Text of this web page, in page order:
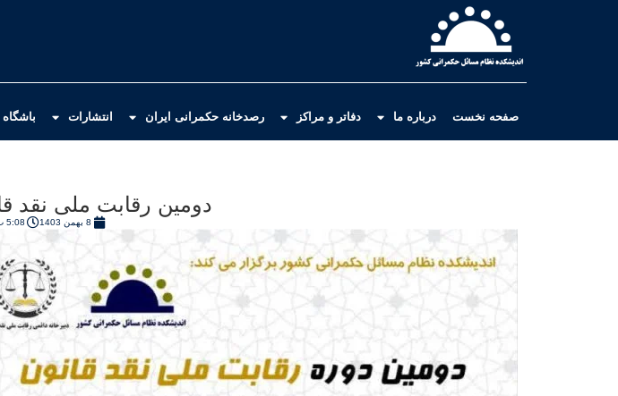
صفحه نخست درباره ما دفاتر و مراکز رصدخانه حکمرانی ایران انتشارات
دومین رقابت ملی نقد
8 بهمن 1403 5:08 ب.ظ